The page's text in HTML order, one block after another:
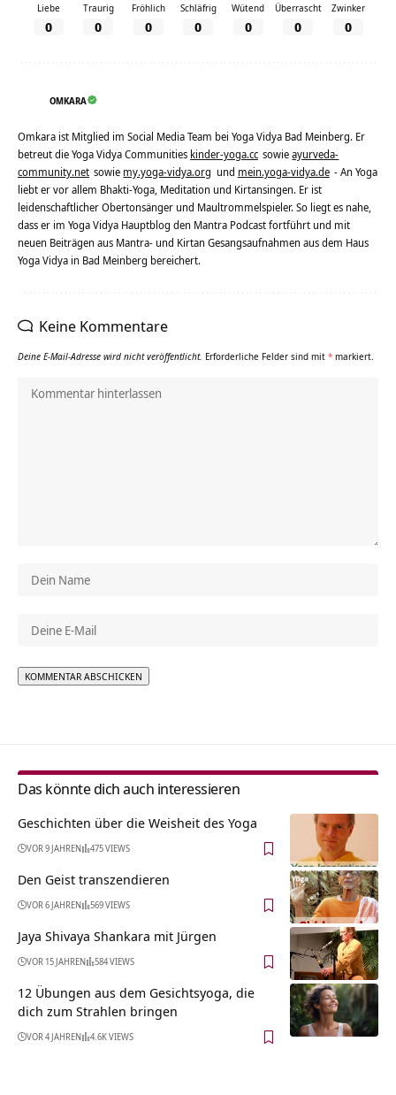
Liebe
0
Traurig
0
Fröhlich
0
Schläfrig
0
Wütend
0
Überrascht
0
Zwinker
0
OMKARA
Omkara ist Mitglied im Social Media Team bei Yoga Vidya Bad Meinberg. Er
betreut die Yoga Vidya Communities kinder-yoga.cc sowieayurveda-
community.net sowie my.yoga-vidya.org und mein.yoga-vidya.de - An Yoga
liebt er vor allem Bhakti-Yoga, Meditation und Kirtansingen. Er ist
leidenschaftlicher Obertonsänger und Maultrommelspieler. So liegt es nahe,
dass er im Yoga Vidya Hauptblog den Mantra Podcast fortführt und mit
neuen Beiträgen aus Mantra- und Kirtan Gesangsaufnahmen aus dem Haus
Yoga Vidya in Bad Meinberg bereichert.
Keine Kommentare
Deine E-Mail-Adresse wird nicht veröffentlicht. Erforderliche Felder sind mit * markiert.
Das könnte dich auch interessieren
Geschichten über die Weisheit des Yoga
VOR 9 JAHREN 475 VIEWS
Den Geist transzendieren
VOR 6 JAHREN 569 VIEWS
Jaya Shivaya Shankara mit Jürgen
VOR 15 JAHREN 584 VIEWS
12 Übungen aus dem Gesichtsyoga, die
dich zum Strahlen bringen
VOR 4 JAHREN 4.6K VIEWS